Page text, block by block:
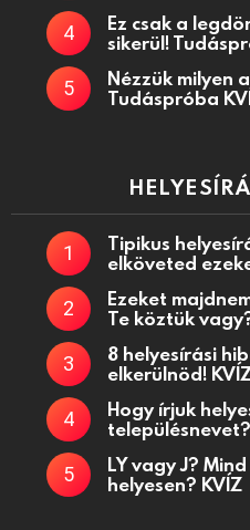
Ez csak a
sikerül!
Nézzük milyen
Tudáspróba
Tipikus
elköveted
Ezeket
Te köztük
8 helyesírási
elkerülnöd!
Hogy írjuk
településnevet?
LY vagy J?
helyesen? KVÍZ